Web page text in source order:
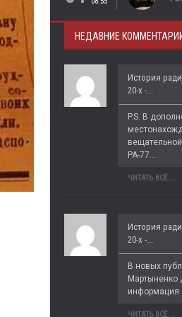
НЕДАВНИЕ
История
20-х -...
P.S. В
РА-77...
ЧИТАТЬ ВСЁ...
История
20-х -...
В новых
Мартыненко
информация
ЧИТАТЬ ВСЁ...